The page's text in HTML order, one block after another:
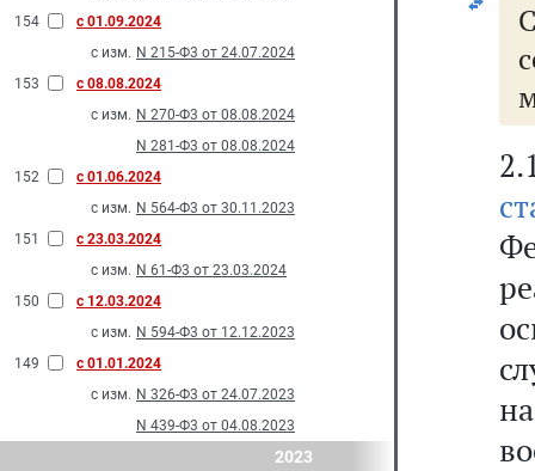
154
с 01.09.2024
с изм. N 215-Ф3 от 24.07.2024
153
с 08.08.2024
с изм. N 270-Ф3 от 08.08.2024
N 281-Ф3 от 08.08.2024
152
с 01.06.2024
с изм. N 564-Ф3 от 30.11.2023
151
с 23.03.2024
с изм. N 61-Ф3 от 23.03.2024
150
с 12.03.2024
с изм. N 594-Ф3 от 12.12.2023
149
с 01.01.2024
с изм. N 326-Ф3 от 24.07.2023
N 439-Ф3 от 04.08.2023
2023